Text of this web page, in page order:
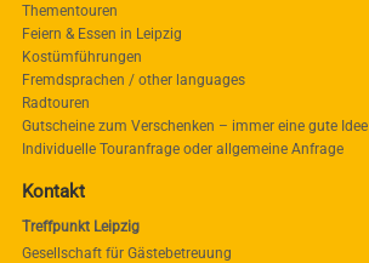
Thementouren
Feiern & Essen in Leipzig
Kostümführungen
Fremdsprachen / other languages
Radtouren
Gutscheine zum Verschenken – immer eine gute Idee
Individuelle Touranfrage oder allgemeine Anfrage
Kontakt
Treffpunkt Leipzig
Gesellschaft für Gästebetreuung